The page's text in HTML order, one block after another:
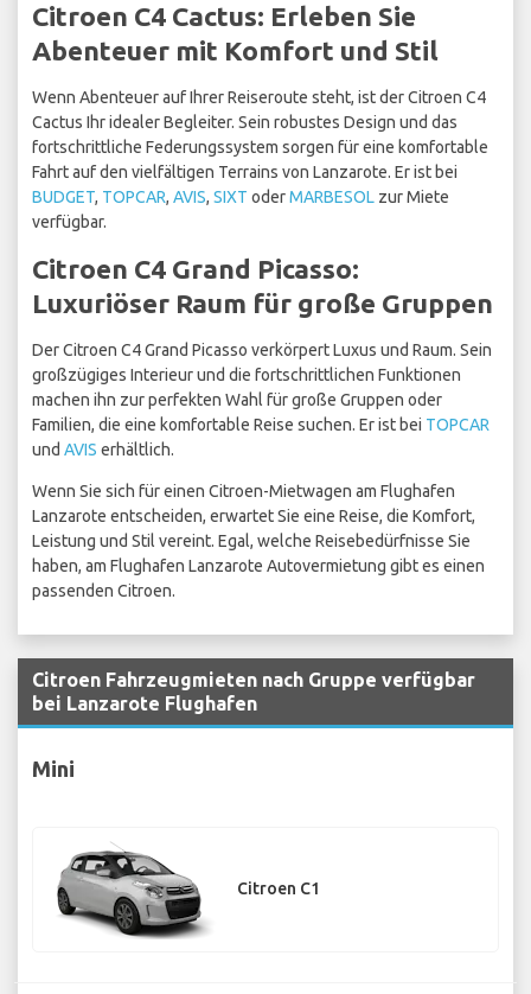
Citroen C4 Cactus: Erleben Sie
Abenteuer mit Komfort und Stil
Wenn Abenteuer auf Ihrer Reiseroute steht, ist der Citroen C4
Cactus Ihr idealer Begleiter. Sein robustes Design und das
fortschrittliche Federungssystem sorgen für eine komfortable
Fahrt auf den vielfältigen Terrains von Lanzarote. Er ist bei
BUDGET, TOPCAR, AVIS, SIXT oderMARBESOL zur Miete
verfügbar.
Citroen C4 Grand Picasso:
Luxuriöser Raum für große Gruppen
Der Citroen C4 Grand Picasso verkörpert Luxus und Raum. Sein
großzügiges Interieur und die fortschrittlichen Funktionen
machen ihn zur perfekten Wahl für große Gruppen oder
Familien, die eine komfortable Reise suchen. Er ist bei TOPCAR
und AVIS erhältlich.
Wenn Sie sich für einen Citroen-Mietwagen am Flughafen
Lanzarote entscheiden, erwartet Sie eine Reise, die Komfort,
Leistung und Stil vereint. Egal, welche Reisebedürfnisse Sie
haben, am Flughafen Lanzarote Autovermietung gibt es einen
passenden Citroen.
Citroen Fahrzeugmieten nach Gruppe verfügbar
bei Lanzarote Flughafen
Mini
Citroen C1